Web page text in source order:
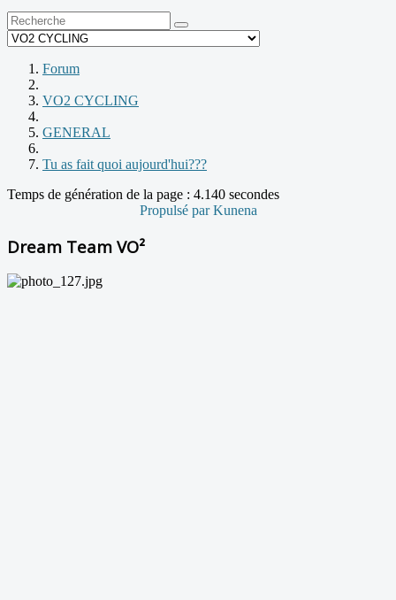
Forum
VO2 CYCLING
GENERAL
Tu as fait quoi aujourd'hui???
Temps de génération de la page : 4.140 secondes
Propulsé parKunena
Dream Team VO²